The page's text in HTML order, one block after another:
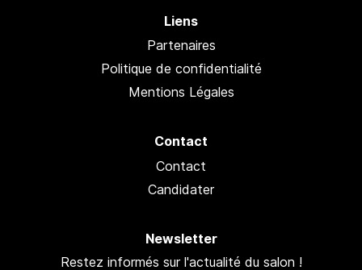
Liens
Partenaires
Politique de confidentialité
Mentions Légales
Contact
Contact
Candidater
Newsletter
Restez informés sur l'actualité du salon !